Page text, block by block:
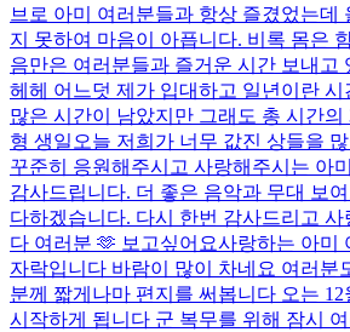
브로 아미 여러분들과 항상 즐겼었는데
지 못하여 마음이 아픕니다. 비록 몸은
음만은 여러분들과 즐거운 시간 보내고
헤헤 어느덧 제가 입대하고 일년이란
많은 시간이 남았지만 그래도 총 시간의
형 생일 오늘 저희가 너무 값진 상들을
꾸준히 응원해주시고 사랑해주시는 아
감사드립니다. 더 좋은 음악과 무대 보
다하겠습니다. 다시 한번 감사드리고 사
다 여러분 🫶 보고싶어요사랑하는 아미
자락입니다 바람이 많이 차네요 여러분
분께 짧게나마 편지를 써봅니다 오는
시작하게 됩니다 군 복무를 위해 잠시